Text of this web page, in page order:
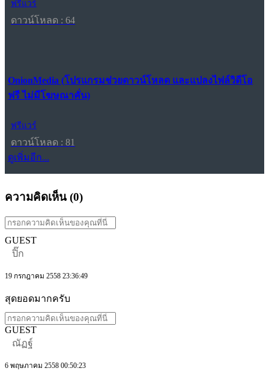
ฟรีแวร์
ดาวน์โหลด : 64
OnionMedia (โปรแกรมช่วยดาวน์โหลด และแปลงไฟล์วิดีโอ
ฟรี ไม่มีโฆษณาคั่น)
ฟรีแวร์
ดาวน์โหลด : 81
ดูเพิ่มอีก...
ความคิดเห็น (0)
GUEST
ปิ๊ก
19 กรกฎาคม 2558 23:36:49
สุดยอดมากครับ
GUEST
ณัฏฐ์
6 พฤษภาคม 2558 00:50:23